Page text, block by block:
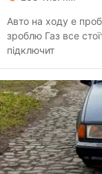
Авто на ходу е
зроблю Газ все
підключит